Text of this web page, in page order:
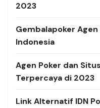
2023
Gembalapoker
Indonesia
Agen Poker dan
Terpercaya di 2023
Link Alternatif IDN